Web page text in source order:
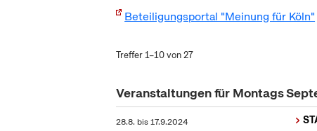
Beteiligungsportal "Meinung für Köln"
Treffer 1–10 von 27
Veranstaltungen für Montags
28.8. bis17.9.2024